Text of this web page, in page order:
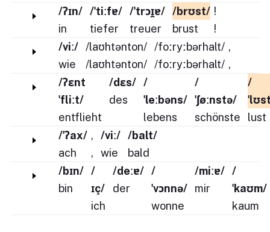
/ʔɪn/
in
/ˈtiːfɐ/
tiefer
/ˈtrɔɪ̯ɐ/
treuer
/brʊst/
brust
!
!
/viː/
wie
/laʊhtənton/
/laʊhtənton/
/foːryːbərhalt/
/foːryːbərhalt/
,
,
/ʔɛnt
ˈfliːt/
entflieht
/dɛs/
des
/
ˈleːbəns/
lebens
/
ˈʃøːnstə/
schönste
/
lust
/ˈʔax/
ach
,
,
/viː/
wie
/balt/
bald
/bɪn/
bin
/
ɪç/
ich
/deːɐ/
der
/
ˈvɔnnə/
wonne
/miːɐ/
mir
/
ˈkaʊm/
kaum